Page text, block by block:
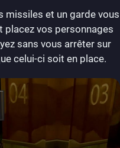
missiles et un garde vous
placez vos personnages
sans vous arrêter sur
celui-ci soit en place.